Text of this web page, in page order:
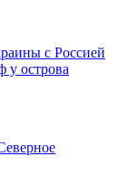
с Россией
у острова